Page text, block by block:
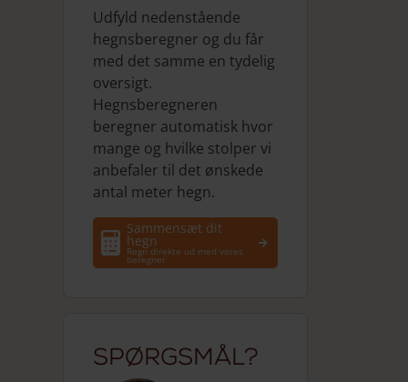
Udfyld nedenstående
hegnsberegner og du får
med det samme en tydelig
oversigt.
Hegnsberegneren
beregner automatisk hvor
mange og hvilke stolper vi
anbefaler til det ønskede
antal meter hegn.
Sammensæt dit
hegn
Regn direkte ud med vores
beregner
Spørgsmål?